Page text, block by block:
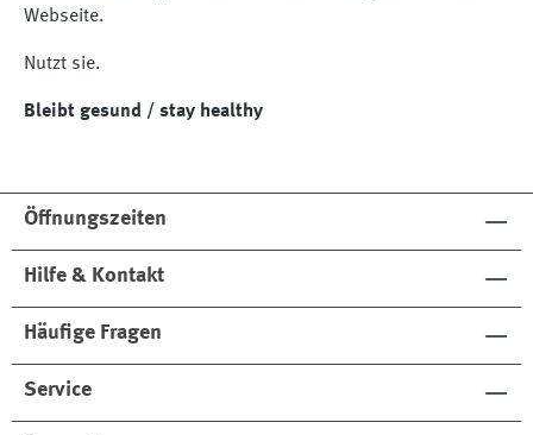
Webseite.
Nutzt sie.
Bleibt gesund / stay healthy
Öffnungszeiten
Hilfe & Kontakt
Häufige Fragen
Service